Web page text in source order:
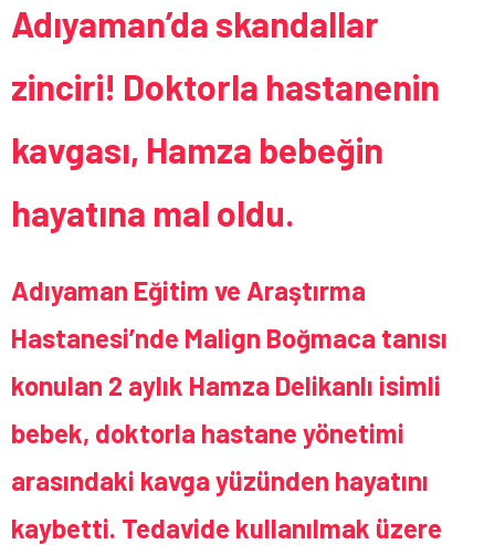
Adıyaman’da skandallar
zinciri! Doktorla hastanenin
kavgası, Hamza bebeğin
hayatına mal oldu.
Adıyaman Eğitim ve Araştırma
Hastanesi’nde Malign Boğmaca tanısı
konulan 2 aylık Hamza Delikanlı isimli
bebek, doktorla hastane yönetimi
arasındaki kavga yüzünden hayatını
kaybetti. Tedavide kullanılmak üzere